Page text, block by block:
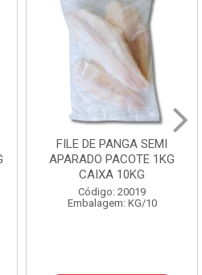
POLACA DESFIADA
PESCAMARES PCT5KG
CX10KG
Código: 20161
Embalagem: KG/10